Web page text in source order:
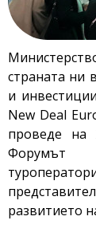
страната ни
и
New Deal
проведе на
Форумът
развитието